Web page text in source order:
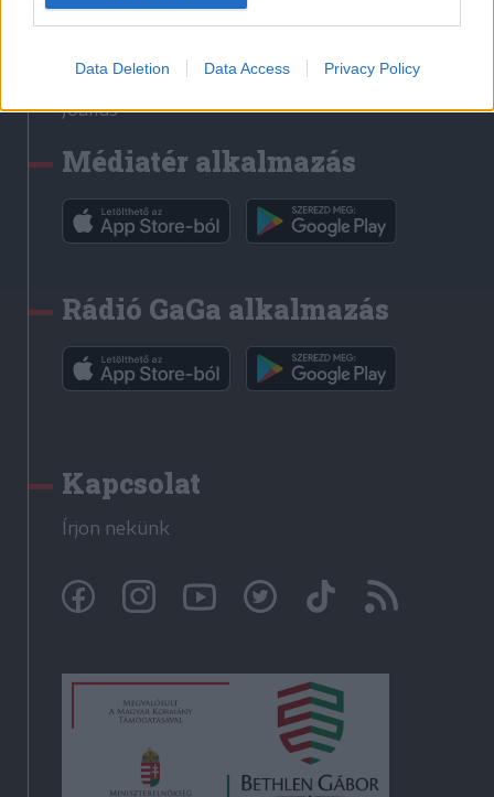
Data Deletion Data Access Privacy Policy
Főtér
Rádió GaGa
Jóállás
Médiatér alkalmazás
Rádió GaGa alkalmazás
Kapcsolat
Írjon nekünk